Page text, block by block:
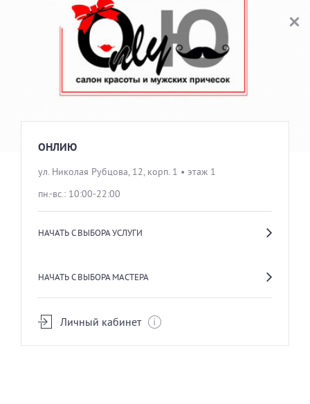
ОНЛИЮ
ул. Николая Рубцова, 12, корп. 1 • этаж 1
пн.-вс.: 10:00-22:00
НАЧАТЬ С ВЫБОРА УСЛУГИ
НАЧАТЬ С ВЫБОРА МАСТЕРА
Личный кабинет
ВЫБОР УСЛУГИ
МУЖСКОЙ ЗАЛ
ЖЕНСКИЙ ЗАЛ